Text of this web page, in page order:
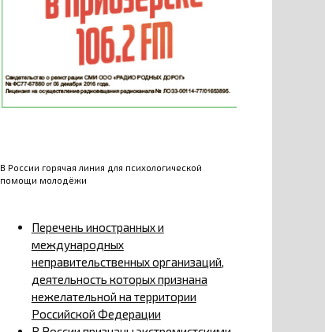
В России горячая линия для психологической
помощи молодёжи
Перечень иностранных и
международных
неправительственных организаций,
деятельность которых признана
нежелательной на территории
Российской Федерации